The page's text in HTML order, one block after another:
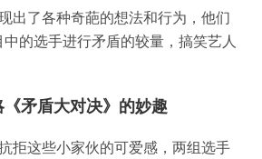
出了各种奇葩的想法和行为，他们
的选手进行矛盾的较量，搞笑艺人
矛盾大对决》的妙趣
拒这些小家伙的可爱感，两组选手